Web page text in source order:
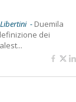
- Duemila
dei